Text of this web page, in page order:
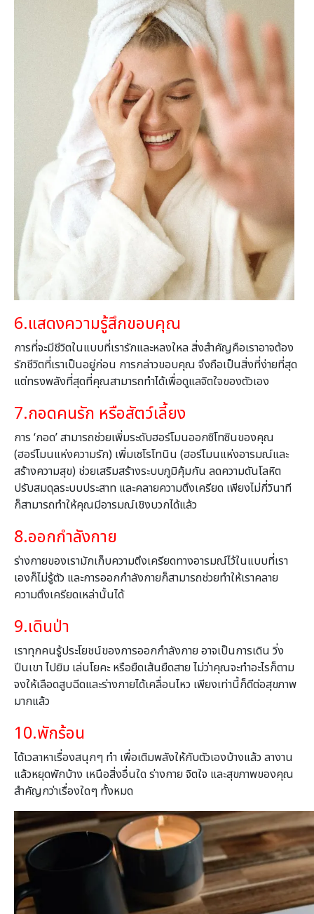
6.แสดงความรู้สึกขอบคุณ
การที่จะมีชีวิตในแบบที่เรารักและหลงใหล สิ่งสำคัญคือเราอาจต้อง
รักชีวิตที่เราเป็นอยู่ก่อน การกล่าวขอบคุณ จึงถือเป็นสิ่งที่ง่ายที่สุด
แต่ทรงพลังที่สุดที่คุณสามารถทำได้เพื่อดูแลจิตใจของตัวเอง
7.กอดคนรัก หรือสัตว์เลี้ยง
การ ‘กอด’ สามารถช่วยเพิ่มระดับฮอร์โมนออกซิโทซินของคุณ
(ฮอร์โมนแห่งความรัก) เพิ่มเซโรโทนิน (ฮอร์โมนแห่งอารมณ์และ
สร้างความสุข) ช่วยเสริมสร้างระบบภูมิคุ้มกัน ลดความดันโลหิต
ปรับสมดุลระบบประสาท และคลายความตึงเครียด เพียงไม่กี่วินาที
ก็สามารถทำให้คุณมีอารมณ์เชิงบวกได้แล้ว
8.ออกกำลังกาย
ร่างกายของเรามักเก็บความตึงเครียดทางอารมณ์ไว้ในแบบที่เรา
เองก็ไม่รู้ตัว และการออกกำลังกายก็สามารถช่วยทำให้เราคลาย
ความตึงเครียดเหล่านั้นได้
9.เดินป่า
เราทุกคนรู้ประโยชน์ของการออกกำลังกายอาจเป็นการเดิน วิ่ง
ปีนเขา ไปยิม เล่นโยคะ หรือยืดเส้นยืดสายไม่ว่าคุณจะทำอะไรก็ตาม
จงให้เลือดสูบฉีดและร่างกายได้เคลื่อนไหว เพียงเท่านี้ก็ดีต่อสุขภาพ
มากแล้ว
10.พักร้อน
ได้เวลาหาเรื่องสนุกๆ ทำ เพื่อเติมพลังให้กับตัวเองบ้างแล้ว ลางาน
แล้วหยุดพักบ้าง เหนือสิ่งอื่นใด ร่างกาย จิตใจ และสุขภาพของคุณ
สำคัญกว่าเรื่องใดๆ ทั้งหมด